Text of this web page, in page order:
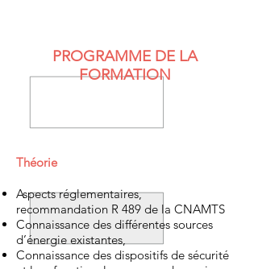
PROGRAMME DE LA
FORMATION
Théorie
Aspects réglementaires,
recommandation R 489 de la CNAMTS
Connaissance des différentes sources
d’énergie existantes,
Connaissance des dispositifs de sécurité